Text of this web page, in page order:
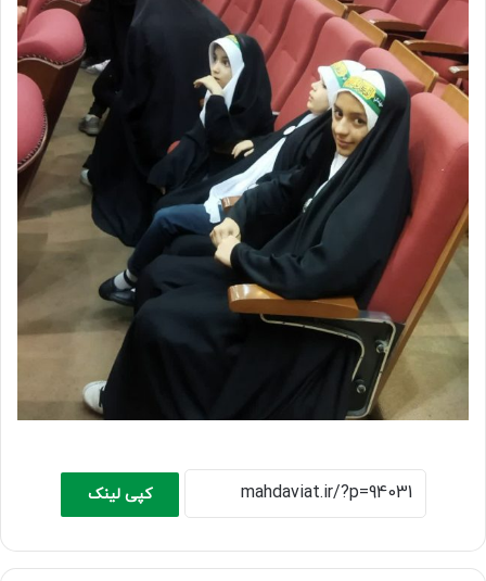
کپی لینک